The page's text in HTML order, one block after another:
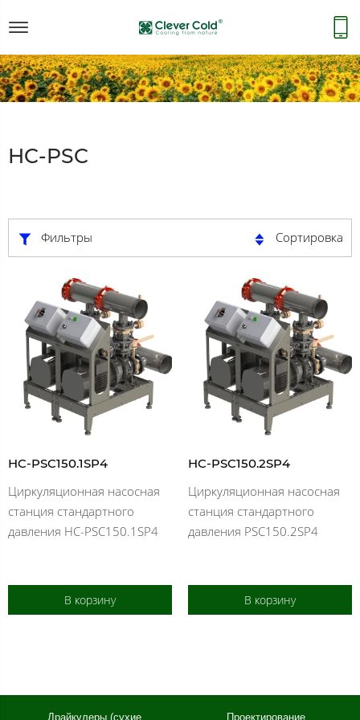
HC-PSC
Фильтры Сортировка
HC-PSC150.1SP4
Циркуляционная насосная
станция стандартного
давления HC-PSC150.1SP4
В корзину
HC-PSC150.2SP4
Циркуляционная насосная
станция стандартного
давления PSC150.2SP4
В корзину
Драйкулеры (сухие Проектирование